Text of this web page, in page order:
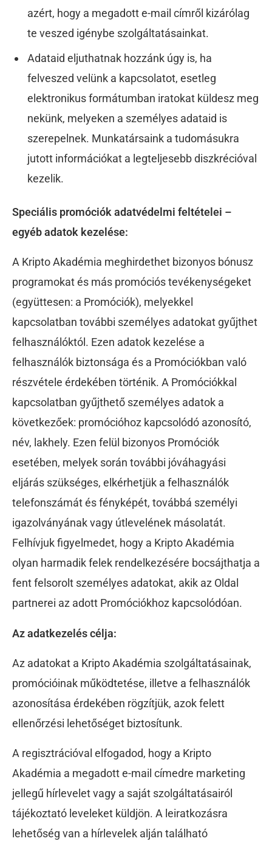
azért, hogy a megadott e-mail címről kizárólag
te veszed igénybe szolgáltatásainkat.
Adataid eljuthatnak hozzánk úgy is, ha
felveszed velünk a kapcsolatot, esetleg
elektronikus formátumban iratokat küldesz meg
nekünk, melyeken a személyes adataid is
szerepelnek. Munkatársaink a tudomásukra
jutott információkat a legteljesebb diszkrécióval
kezelik.
Speciális promóciók adatvédelmi feltételei –
egyéb adatok kezelése:
A Kripto Akadémia meghirdethet bizonyos bónusz
programokat és más promóciós tevékenységeket
(együttesen: a Promóciók), melyekkel
kapcsolatban további személyes adatokat gyűjthet
felhasználóktól. Ezen adatok kezelése a
felhasználók biztonsága és a Promóciókban való
részvétele érdekében történik. A Promóciókkal
kapcsolatban gyűjthető személyes adatok a
következőek: promócióhoz kapcsolódó azonosító,
név, lakhely. Ezen felül bizonyos Promóciók
esetében, melyek során további jóváhagyási
eljárás szükséges, elkérhetjük a felhasználók
telefonszámát és fényképét, továbbá személyi
igazolványának vagy útlevelének másolatát.
Felhívjuk figyelmedet, hogy a Kripto Akadémia
olyan harmadik felek rendelkezésére bocsájthatja a
fent felsorolt személyes adatokat, akik az Oldal
partnerei az adott Promóciókhoz kapcsolódóan.
Az adatkezelés célja:
Az adatokat a Kripto Akadémia szolgáltatásainak,
promócióinak működtetése, illetve a felhasználók
azonosítása érdekében rögzítjük, azok felett
ellenőrzési lehetőséget biztosítunk.
A regisztrációval elfogadod, hogy a Kripto
Akadémia a megadott e-mail címedre marketing
jellegű hírlevelet vagy a saját szolgáltatásairól
tájékoztató leveleket küldjön. A leiratkozásra
lehetőség van a hírlevelek alján található